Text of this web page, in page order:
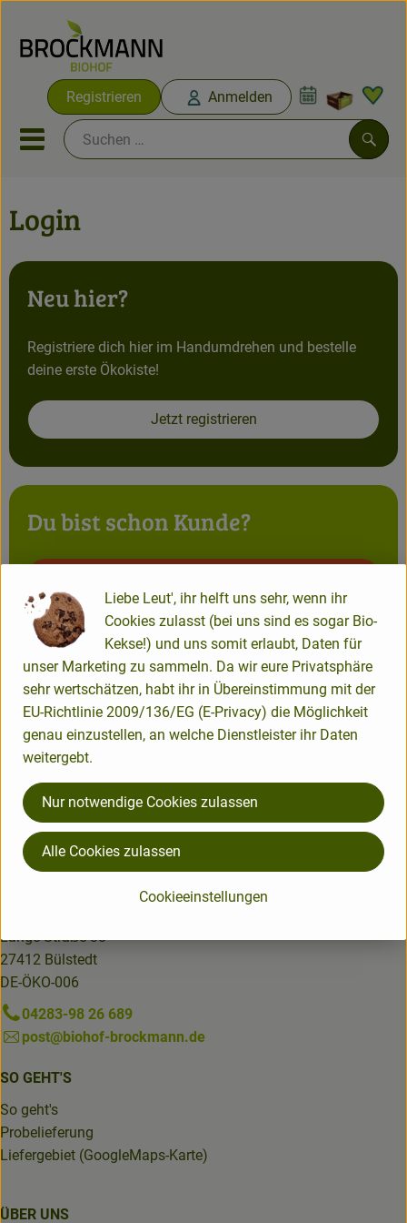
Registrieren Anmelden
Mobiles Menu öffnen oder
Abokisten
Angebote & Neues
Obst & Gemüse
Abokisten
Kühlwaren
Brot & Backwaren
So geht's
Über uns
Warenkunde
Login
Neu hier?
Registriere dich hier im Handumdrehen und bestelle
deine erste Ökokiste!
Jetzt registrieren
Du bist schon Kunde?
Du wurdest ausgeloggt, vermutlich ist deine
Session abgelaufen. Bitte erneut einloggen.
Passwort vergessen?
Lange Straße 38
27412 Bülstedt
DE-ÖKO-006
04283-98 26 689
post@biohof-brockmann.de
SO GEHT'S
So geht's
Probelieferung
Liefergebiet (GoogleMaps-Karte)
ÜBER UNS
Liebe Leut', ihr helft uns sehr, wenn ihr
Cookies zulasst (bei uns sind es sogar Bio-
Kekse!) und uns somit erlaubt, Daten für
unser Marketing zu sammeln. Da wir eure Privatsphäre
sehr wertschätzen, habt ihr in Übereinstimmung mit der
EU-Richtlinie 2009/136/EG (E-Privacy) die Möglichkeit
genau einzustellen, an welche Dienstleister ihr Daten
weitergebt.
Cookieeinstellungen
Nur notwendige Cookies zulassen
Alle Cookies zulassen